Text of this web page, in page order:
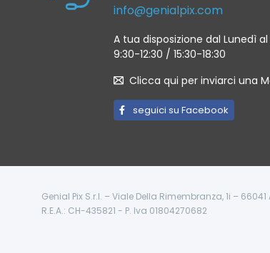
info@genialpix.com
A tua disposizione dal Lunedì
9:30-12:30 / 15:30-18:30
Clicca qui per inviarci una
seguici su Facebook
Genial Pix S.r.l. – Viale Della Rimembranza, 1i –
R.E.A.: CH-435821 - P. Iva 01804270682